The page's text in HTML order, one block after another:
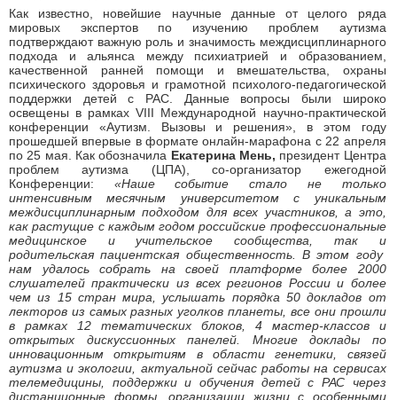
Как известно, новейшие научные данные от целого ряда
мировых экспертов по изучению проблем аутизма
подтверждают важную роль и значимость междисциплинарного
подхода и альянса между психиатрией и образованием,
качественной ранней помощи и вмешательства, охраны
психического здоровья и грамотной психолого-педагогической
поддержки детей с РАС. Данные вопросы были широко
освещены в рамках VIII Международной научно-практической
конференции «Аутизм. Вызовы и решения»,
в этом году
прошедшей впервые в формате онлайн-марафона с 22 апреля
по 25 мая. Как обозначила Екатерина Мень, президент Центра
проблем аутизма (ЦПА), со-организатор ежегодной
Конференции: «Наше событие стало не только
интенсивным месячным университетом с уникальным
междисциплинарным подходом для всех участников, а это,
как растущие с каждым годом российские профессиональные
медицинское и учительское сообщества, так и
родительская пациентская общественность. В этом году
нам удалось собрать на своей платформе более 2000
слушателей практически из всех регионов России и более
чем из 15 стран мира, услышать порядка 50 докладов от
лекторов из самых разных уголков планеты, все они прошли
в рамках 12 тематических блоков, 4 мастер-классов
и
открытых дискуссионных панелей. Многие доклады по
инновационным открытиям в области генетики, связей
аутизма и экологии, актуальной сейчас работы на сервисах
телемедицины, поддержки и обучения детей с РАС через
дистанционные формы, организации жизни с особенными